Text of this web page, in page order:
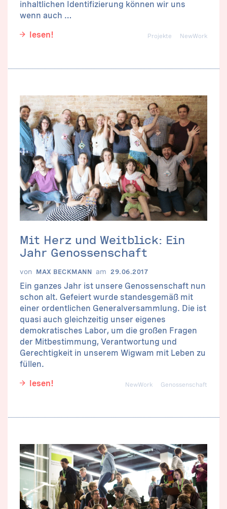
inhaltlichen Identifizierung können wir uns
wenn auch …
lesen!
NewWork
Projekte
Mit Herz und Weitblick: Ein
Jahr Genossenschaft
von MAX BECKMANN am 29.06.2017
Ein ganzes Jahr ist unsere Genossenschaft nun
schon alt. Gefeiert wurde standesgemäß mit
einer ordentlichen Generalversammlung. Die ist
quasi auch gleichzeitig unser eigenes
demokratisches Labor, um die großen Fragen
der Mitbestimmung, Verantwortung und
Gerechtigkeit in unserem Wigwam mit Leben zu
füllen.
lesen!
Genossenschaft
NewWork